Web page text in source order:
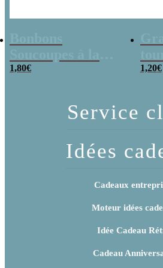
poudre (x20)
1,80€
x 3
1,20€
Service
Idées
Cadeaux
Moteur idées
Idée Cadeau
Cadeau